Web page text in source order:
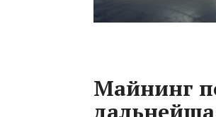
Майнинг